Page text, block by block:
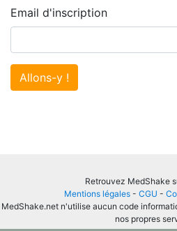
Email d'inscription
Allons-y !
Retrouvez MedShake
Mentions légales - CGU -
MedShake.net n'utilise aucun code
nos propres